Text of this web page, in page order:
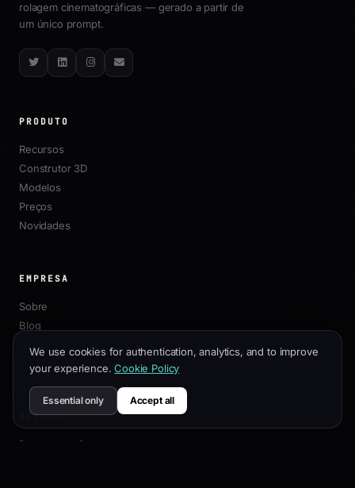
rolagem cinematográficas — gerado a partir de
um único prompt.
TwitterLinkedInInstagram
Email
PRODUTO
Recursos
Construtor 3D
Modelos
Preços
Novidades
EMPRESA
Sobre
Blog
Contato
RECURSOS
Documentação
We use cookies for authentication, analytics, and to improve
your experience. Cookie Policy
Essential only Accept all